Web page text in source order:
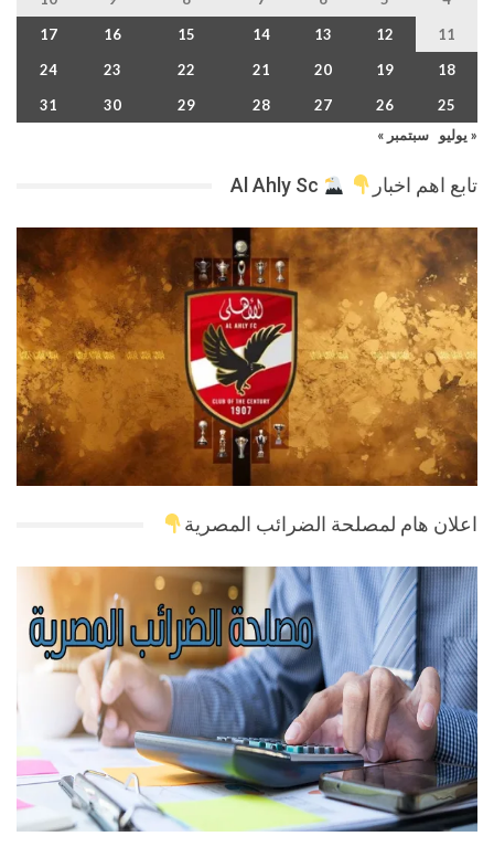
11
12
13
14
15
16
17
18
19
20
21
22
23
24
25
26
27
28
29
30
31
« يوليو
سبتمبر »
تابع اهم اخبار
اعلان هام لمصلحة الضرائب المصرية